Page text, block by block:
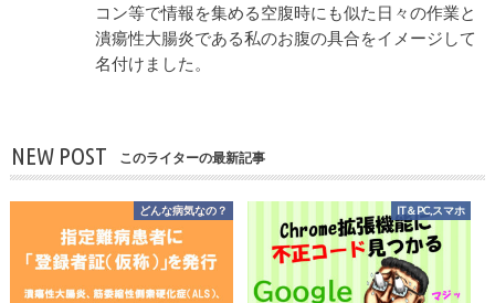
コン等で情報を集める空腹時にも似た日々の作業と
潰瘍性大腸炎である私のお腹の具合をイメージして
名付けました。
NEW POST このライターの最新記事
どんな病気なの？ IT＆PC,スマホ